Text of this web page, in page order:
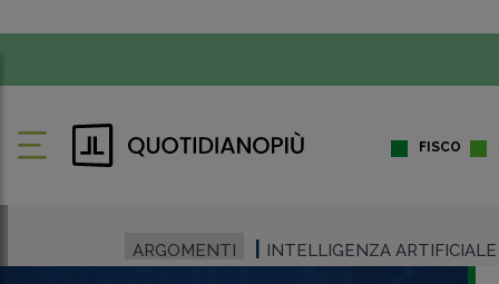
FISCO
ARGOMENTI INTELLIGENZA ARTIFICIALE